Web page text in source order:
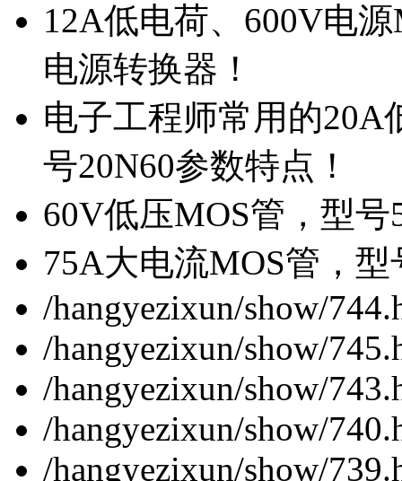
12A低电荷、600V电
电源转换器！
电子工程师常用的20A
号20N60参数特点！
60V低压MOS管，型
75A大电流MOS管，
/hangyezixun/show/
/hangyezixun/show/
/hangyezixun/show/
/hangyezixun/show/
/hangyezixun/show/